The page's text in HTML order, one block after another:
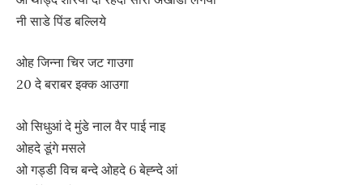
नी साडे पिंड बल्लिये
ओह जिन्ना चिर जट गाउगा
20 दे बराबर इक्क आउगा
ओ सिधुआं दे मुंडे नाल वैर पाई नाइ
ओहदे डूंगे मसले
ओ गड्डी विच बन्दे ओहदे 6 बेह्न्दे आं